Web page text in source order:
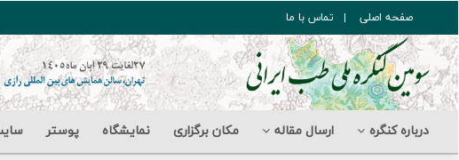
صفحه اصلی تماس با ما
درباره کنگره ارسال مقاله مکان برگزاری نمایشگاه پوستر